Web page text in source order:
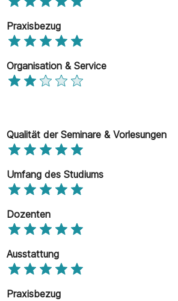
Praxisbezug
Organisation & Service
Qualität der Seminare & Vorlesungen
Umfang des Studiums
Dozenten
Ausstattung
Praxisbezug